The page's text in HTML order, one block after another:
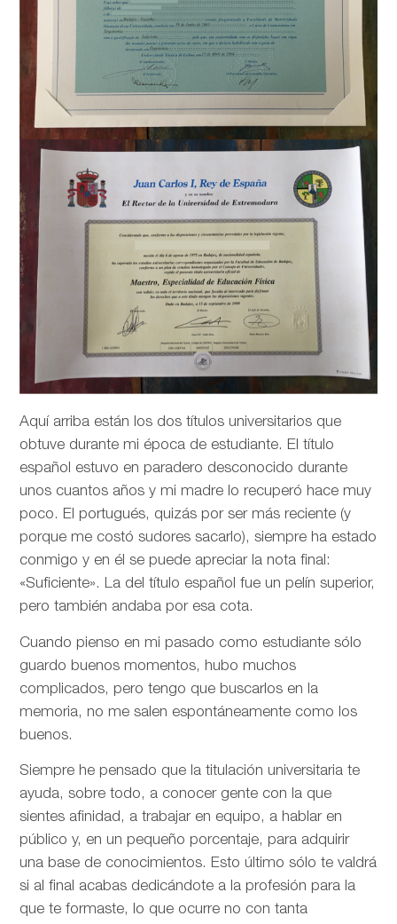
Aquí arriba están los dos títulos universitarios que
obtuve durante mi época de estudiante. El título
español estuvo en paradero desconocido durante
unos cuantos años y mi madre lo recuperó hace muy
poco. El portugués, quizás por ser más reciente (y
porque me costó sudores sacarlo), siempre ha estado
conmigo y en él se puede apreciar la nota final:
«Suficiente». La del título español fue un pelín superior,
pero también andaba por esa cota.
Cuando pienso en mi pasado como estudiante sólo
guardo buenos momentos, hubo muchos
complicados, pero tengo que buscarlos en la
memoria, no me salen espontáneamente como los
buenos.
Siempre he pensado que la titulación universitaria te
ayuda, sobre todo, a conocer gente con la que
sientes afinidad, a trabajar en equipo, a hablar en
público y, en un pequeño porcentaje, para adquirir
una base de conocimientos. Esto último sólo te valdrá
si al final acabas dedicándote a la profesión para la
que te formaste, lo que ocurre no con tanta